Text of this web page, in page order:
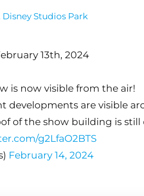
Studios Park
13th, 2024
is now visible from the air!
developments are visible
of the show building is
g2LfaO2BTS
February 14, 2024